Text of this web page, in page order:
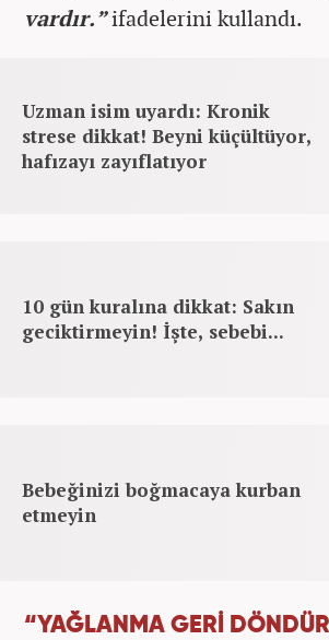
vardır.”ifadelerini kullandı.
Uzman isim uyardı: Kronik
strese dikkat! Beyni küçültüyor,
hafızayı zayıflatıyor
10 gün kuralına dikkat: Sakın
geciktirmeyin! İşte, sebebi...
Bebeğinizi boğmacaya kurban
etmeyin
“YAĞLANMA GERİ